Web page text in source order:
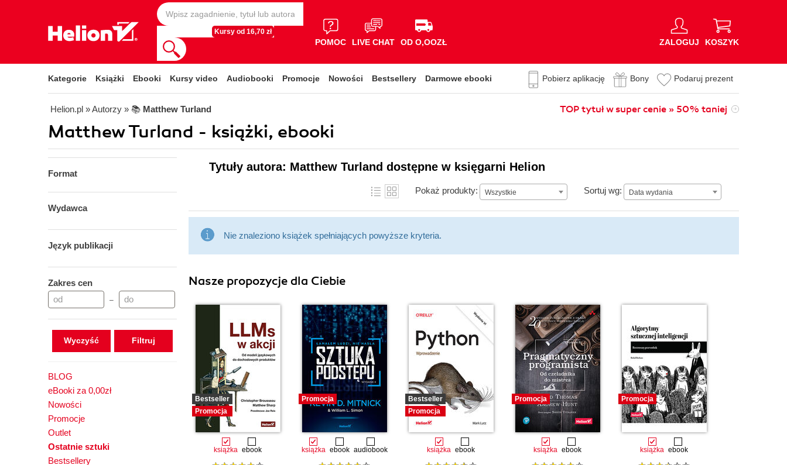
Kursy od 16,70 zł
POMOC LIVE CHAT OD O,OOZŁ ZALOGUJ KOSZYK
Kategorie Książki Ebooki Kursy video Audiobooki Promocje Nowości Bestsellery Darmowe ebooki Pobierz aplikację Bony Podaruj prezent
Helion.pl » Autorzy » 📚 Matthew Turland TOP tytuł w super cenie » 50% taniej
Matthew Turland - książki, ebooki
Format
Wydawca
Język publikacji
Zakres cen
–
Wyczyść
BLOG
eBooki za 0,00zł
Nowości
Promocje
Outlet
Ostatnie sztuki
Bestsellery
Tytuły autora: Matthew Turland dostępne w księgarni Helion
Pokaż produkty: Wszystkie Sortuj wg: Data wydania
Data wydania
Nie znaleziono książek spełniających powyższe kryteria.
Nasze propozycje dla Ciebie
Bestseller
Promocja
książka ebook
Promocja
książka ebook audiobook
Bestseller
Promocja
książka ebook
Promocja
książka ebook
Promocja
książka ebook